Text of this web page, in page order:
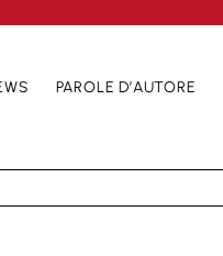
PAROLE D’AUTORE